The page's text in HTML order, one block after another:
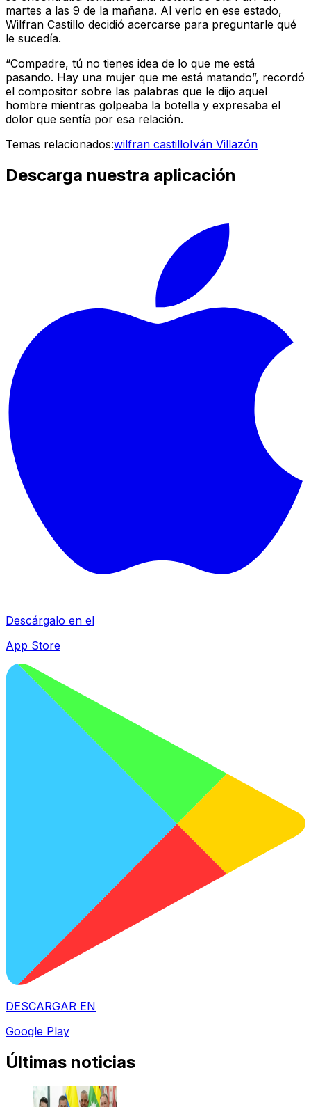
martes a las 9 de la mañana. Al verlo en ese estado,
Wilfran Castillo decidió acercarse para preguntarle qué
le sucedía.
“Compadre, tú no tienes idea de lo que me está
pasando. Hay una mujer que me está matando”, recordó
el compositor sobre las palabras que le dijo aquel
hombre mientras golpeaba la botella y expresaba el
dolor que sentía por esa relación.
Temas relacionados:wilfran castilloIván Villazón
Descarga nuestra aplicación
Descárgalo en el
App Store
DESCARGAR EN
Google Play
Últimas noticias